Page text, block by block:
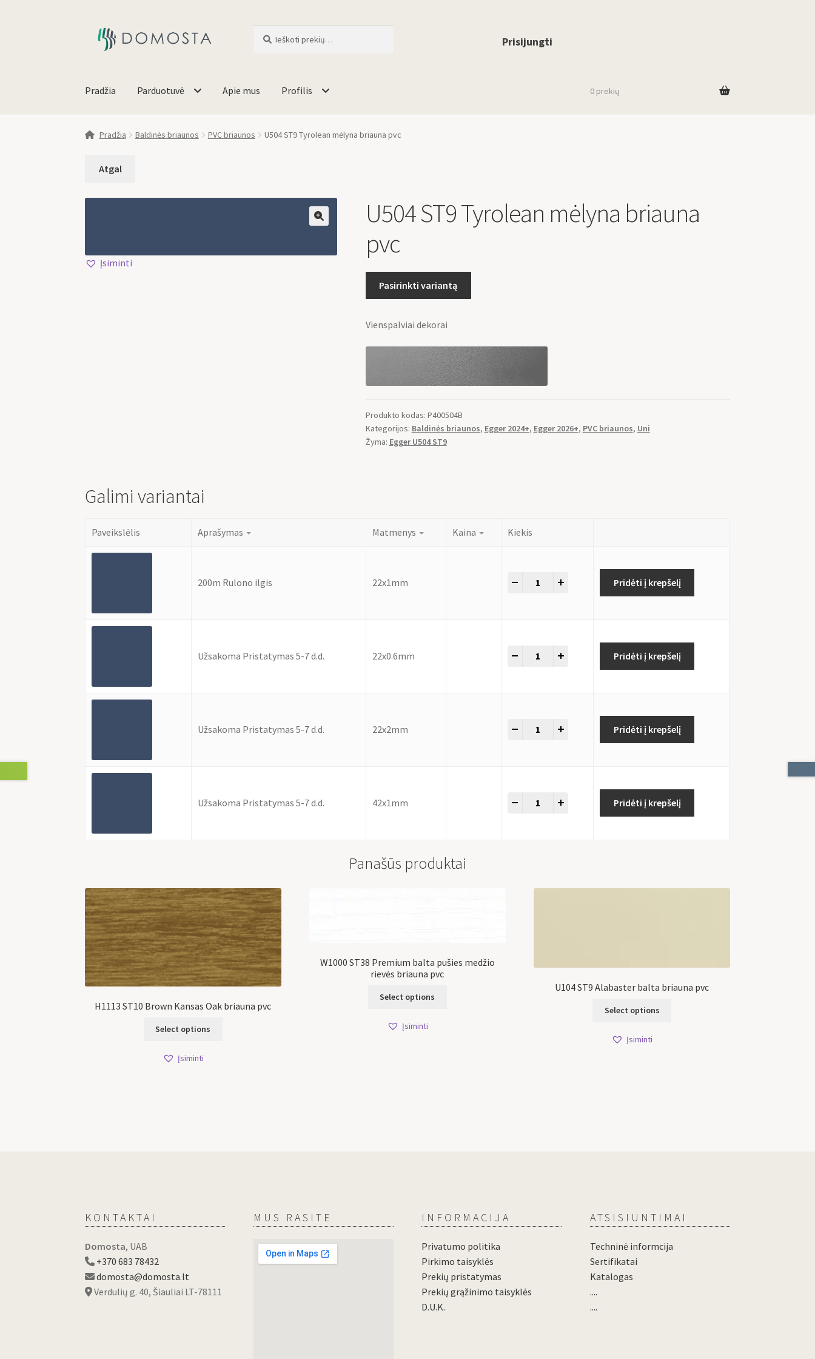
Prisijungti
Pradžia Parduotuvė Apie mus Profilis 0 prekių
Pradžia Baldinės briaunos PVC briaunos U504 ST9 Tyrolean mėlyna briauna pvc
Įsiminti
U504 ST9 Tyrolean mėlyna briauna
pvc
Pasirinkti variantą
Vienspalviai dekorai
Produkto kodas: P400504B
Kategorijos: Baldinės briaunos, Egger 2024+, Egger 2026+, PVC briaunos, Uni
Žyma: Egger U504 ST9
Galimi variantai
Paveikslėlis Aprašymas Matmenys Kaina Kiekis
200m Rulono ilgis 22x1mm Pridėti į krepšelį
Užsakoma Pristatymas 5-7 d.d. 22x0.6mm Pridėti į krepšelį
Užsakoma Pristatymas 5-7 d.d. 22x2mm Pridėti į krepšelį
Užsakoma Pristatymas 5-7 d.d. 42x1mm Pridėti į krepšelį
Panašūs produktai
H1113 ST10 Brown Kansas Oak briauna pvc
Select options
Įsiminti
W1000 ST38 Premium balta pušies medžio
rievės briauna pvc
Select options
Įsiminti
U104 ST9 Alabaster balta briauna pvc
Select options
Įsiminti
KONTAKTAI
Domosta, UAB
+370 683 78432
domosta@domosta.lt
Verdulių g. 40, Šiauliai LT-78111
MUS RASITE INFORMACIJA
Privatumo politika
Pirkimo taisyklės
Prekių pristatymas
Prekių grąžinimo taisyklės
D.U.K.
ATSISIUNTIMAI
Techninė informcija
Sertifikatai
Katalogas
....
....